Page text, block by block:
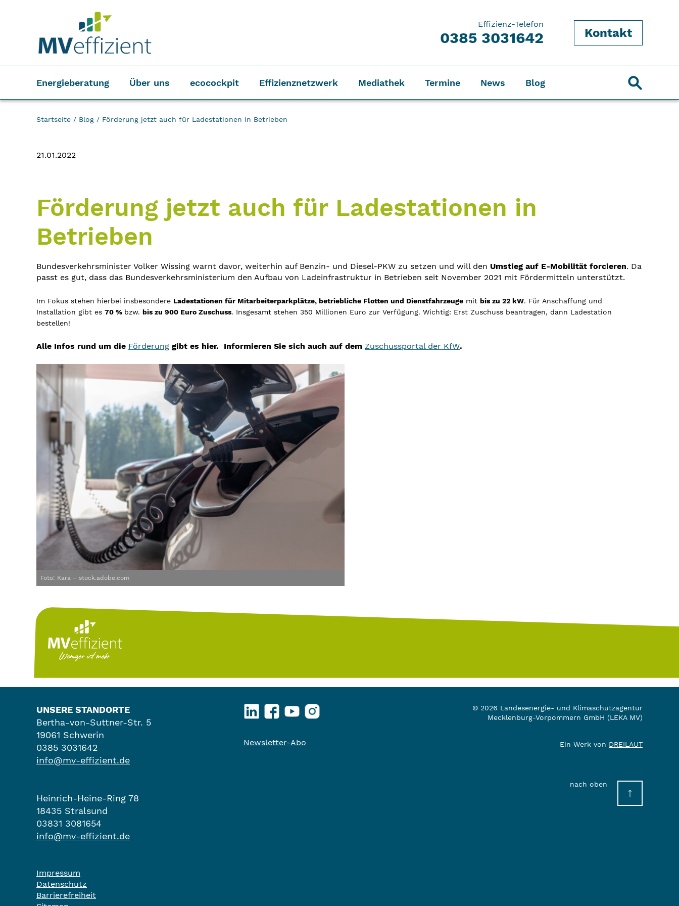
Effizienz-Telefon
0385 3031642 Kontakt
Energieberatung Über uns ecocockpit Effizienznetzwerk Mediathek Termine News Blog
Startseite / Blog / Förderung jetzt auch für Ladestationen in Betrieben
21.01.2022
Förderung jetzt auch für Ladestationen in
Betrieben
Bundesverkehrsminister Volker Wissing warnt davor, weiterhin auf Benzin- und Diesel-PKW zu setzen und will den Umstieg auf E-Mobilität forcieren. Da
passt es gut, dass das Bundesverkehrsministerium den Aufbau von Ladeinfrastruktur in Betrieben seit November 2021 mit Fördermitteln unterstützt.
Im Fokus stehen hierbei insbesondere Ladestationen für Mitarbeiterparkplätze, betriebliche Flotten und Dienstfahrzeuge mit bis zu 22 kW. Für Anschaffung und
Installation gibt es 70 % bzw. bis zu 900 Euro Zuschuss. Insgesamt stehen 350 Millionen Euro zur Verfügung. Wichtig: Erst Zuschuss beantragen, dann Ladestation
bestellen!
Alle Infos rund um die Förderung gibt es hier. Informieren Sie sich auch auf dem Zuschussportal der KfW.
Foto: Kara – stock.adobe.com
UNSERE STANDORTE
Bertha-von-Suttner-Str. 5
19061 Schwerin
0385 3031642
info@mv-effizient.de
Heinrich-Heine-Ring 78
18435 Stralsund
03831 3081654
info@mv-effizient.de
Impressum
Datenschutz
Barrierefreiheit
LinkedInFacebookYouTubeInstagram
Newsletter-Abo
© 2026 Landesenergie- und Klimaschutzagentur
Mecklenburg-Vorpommern GmbH (LEKA MV)
Ein Werk von DREILAUT
nach oben
↑